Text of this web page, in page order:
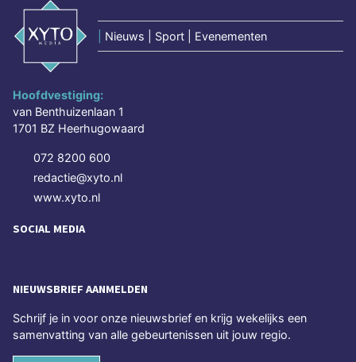
Nieuws | Sport | Evenementen
Hoofdvestiging:
van Benthuizenlaan 1
1701 BZ Heerhugowaard
072 8200 600
redactie@xyto.nl
www.xyto.nl
SOCIAL MEDIA
NIEUWSBRIEF AANMELDEN
Schrijf je in voor onze nieuwsbrief en krijg wekelijks een
samenvatting van alle gebeurtenissen uit jouw regio.